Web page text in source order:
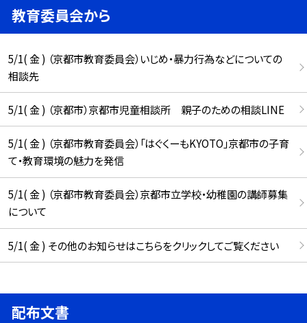
教育委員会から
5/1( 金 ) （京都市教育委員会）いじめ・暴力行為などについての
相談先
5/1( 金 ) （京都市）京都市児童相談所 親子のための相談LINE
5/1( 金 ) （京都市教育委員会）「はぐくーもKYOTO」京都市の子育
て・教育環境の魅力を発信
5/1( 金 ) （京都市教育委員会）京都市立学校・幼稚園の講師募集
について
5/1( 金 ) その他のお知らせはこちらをクリックしてご覧ください
配布文書